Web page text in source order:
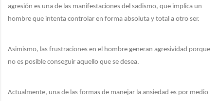
agresión es una de las manifestaciones del sadismo, que implica un
hombre que intenta controlar en forma absoluta y total a otro ser.
Asimismo, las frustraciones en el hombre generan agresividad porque
no es posible conseguir aquello que se desea.
Actualmente, una de las formas de manejar la ansiedad es por medio